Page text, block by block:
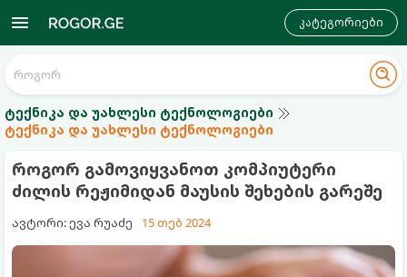
კატეგორიები
ტექნიკა და უახლესი ტექნოლოგიები
ტექნიკა და უახლესი ტექნოლოგიები
როგორ გამოვიყვანოთ კომპიუტერი
ძილის რეჟიმიდან მაუსის შეხების გარეშე
ავტორი: ევა რუაძე 15 თებ 2024